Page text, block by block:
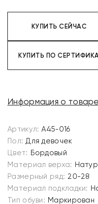
КУПИТЬ СЕЙЧАС
КУПИТЬ ПО
Информация о товаре
Артикул: A45-016
Пол: Для девочек
Цвет: Бордовый
Материал верха:
Размерный ряд: 20-28
Материал подкладки:
Тип обуви: Маркирован